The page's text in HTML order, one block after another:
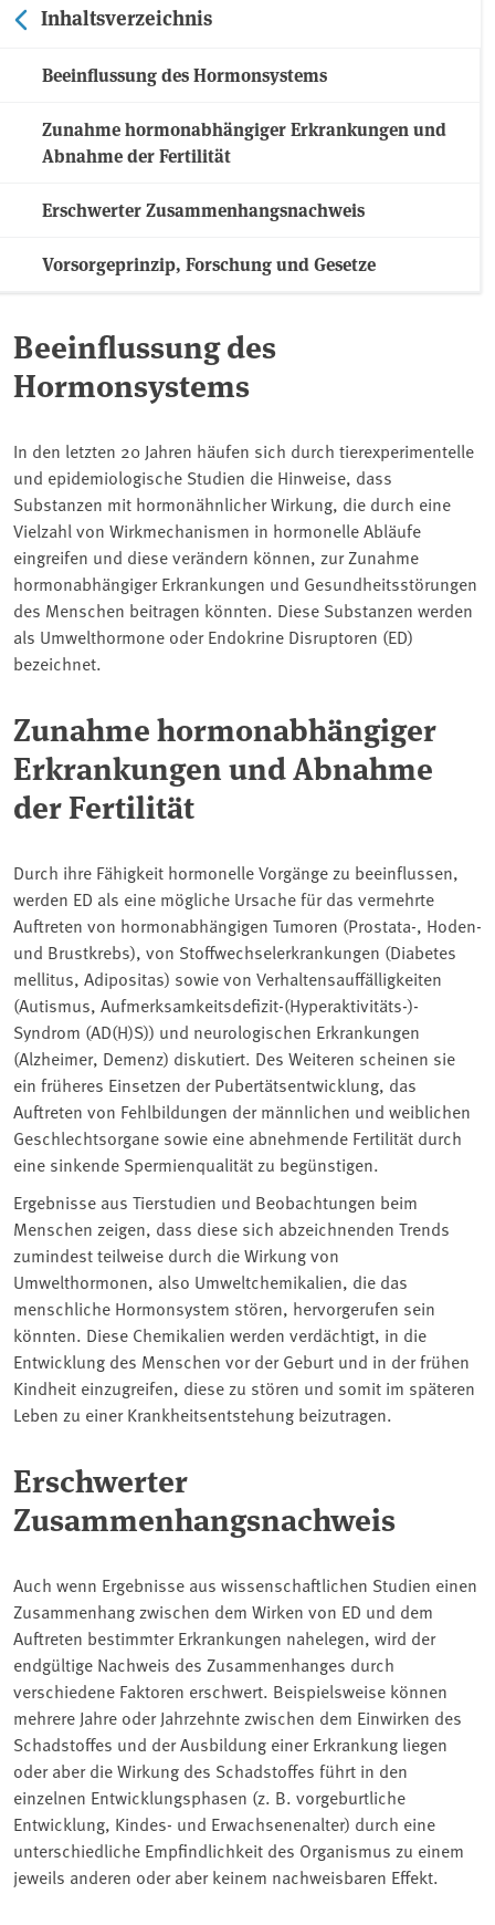
Inhaltsverzeichnis
Beeinflussung des Hormonsystems
Zunahme hormonabhängiger Erkrankungen und
Abnahme der Fertilität
Erschwerter Zusammenhangsnachweis
Vorsorgeprinzip, Forschung und Gesetze
Beeinflussung des
Hormonsystems
In den letzten 20 Jahren häufen sich durch tierexperimentelle
und epidemiologische Studien die Hinweise, dass
Substanzen mit hormonähnlicher Wirkung, die durch eine
Vielzahl von Wirkmechanismen in hormonelle Abläufe
eingreifen und diese verändern können, zur Zunahme
hormonabhängiger Erkrankungen und Gesundheitsstörungen
des Menschen beitragen könnten. Diese Substanzen werden
als Umwelthormone oder Endokrine Disruptoren (ED)
bezeichnet.
Zunahme hormonabhängiger
Erkrankungen und Abnahme
der Fertilität
Durch ihre Fähigkeit hormonelle Vorgänge zu beeinflussen,
werden ED als eine mögliche Ursache für das vermehrte
Auftreten von hormonabhängigen Tumoren (Prostata-, Hoden-
und Brustkrebs), von Stoffwechselerkrankungen (Diabetes
mellitus, Adipositas) sowie von Verhaltensauffälligkeiten
(Autismus, Aufmerksamkeitsdefizit-(Hyperaktivitäts-)-
Syndrom (AD(H)S)) und neurologischen Erkrankungen
(Alzheimer, Demenz) diskutiert. Des Weiteren scheinen sie
ein früheres Einsetzen der Pubertätsentwicklung, das
Auftreten von Fehlbildungen der männlichen und weiblichen
Geschlechtsorgane sowie eine abnehmende Fertilität durch
eine sinkende Spermienqualität zu begünstigen.
Ergebnisse aus Tierstudien und Beobachtungen beim
Menschen zeigen, dass diese sich abzeichnenden Trends
zumindest teilweise durch die Wirkung von
Umwelthormonen, also Umweltchemikalien, die das
menschliche Hormonsystem stören, hervorgerufen sein
könnten. Diese Chemikalien werden verdächtigt, in die
Entwicklung des Menschen vor der Geburt und in der frühen
Kindheit einzugreifen, diese zu stören und somit im späteren
Leben zu einer Krankheitsentstehung beizutragen.
Erschwerter
Zusammenhangsnachweis
Auch wenn Ergebnisse aus wissenschaftlichen Studien einen
Zusammenhang zwischen dem Wirken von ED und dem
Auftreten bestimmter Erkrankungen nahelegen, wird der
endgültige Nachweis des Zusammenhanges durch
verschiedene Faktoren erschwert. Beispielsweise können
mehrere Jahre oder Jahrzehnte zwischen dem Einwirken des
Schadstoffes und der Ausbildung einer Erkrankung liegen
oder aber die Wirkung des Schadstoffes führt in den
einzelnen Entwicklungsphasen (z. B. vorgeburtliche
Entwicklung, Kindes- und Erwachsenenalter) durch eine
unterschiedliche Empfindlichkeit des Organismus zu einem
jeweils anderen oder aber keinem nachweisbaren Effekt.